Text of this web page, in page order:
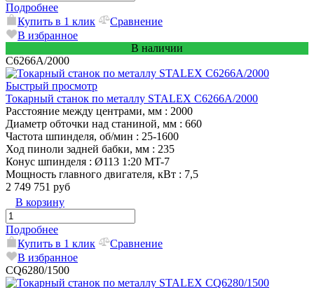
Подробнее
Купить в 1 клик
Сравнение
В избранное
В наличии
C6266A/2000
Быстрый просмотр
Токарный станок по металлу STALEX C6266A/2000
Расстояние между центрами, мм : 2000
Диаметр обточки над станиной, мм : 660
Частота шпинделя, об/мин : 25-1600
Ход пиноли задней бабки, мм : 235
Конус шпинделя : Ø113 1:20 MT-7
Мощность главного двигателя, кВт : 7,5
2 749 751 руб
В корзину
Подробнее
Купить в 1 клик
Сравнение
В избранное
CQ6280/1500